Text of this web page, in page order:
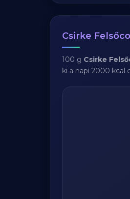
Csirke
100 g Csirke
ki a napi 2000 kcal